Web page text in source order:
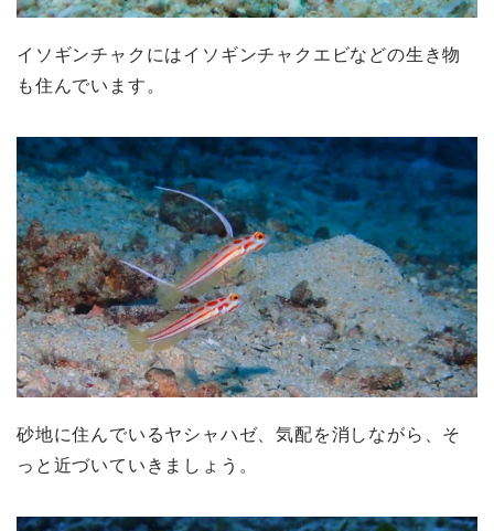
イソギンチャクにはイソギンチャクエビなどの生き物
も住んでいます。
砂地に住んでいるヤシャハゼ、気配を消しながら、そ
っと近づいていきましょう。